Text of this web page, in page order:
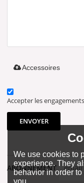
Accessoires
Accepter les
ENVOYER
ABONNEMENT
We use cookies to
experience. They
behavior in order
you.